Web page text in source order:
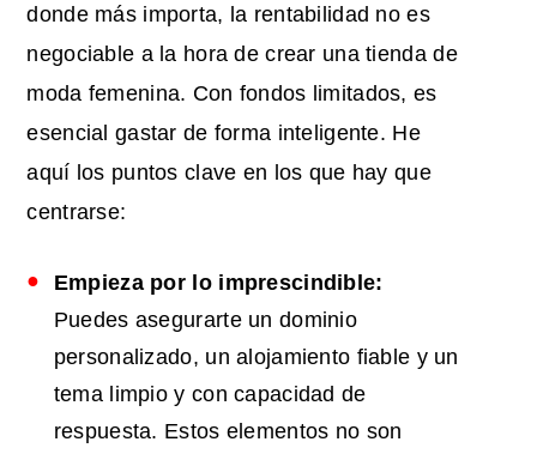
donde más importa, la rentabilidad no es
negociable a la hora de crear una tienda de
moda femenina. Con fondos limitados, es
esencial gastar de forma inteligente. He
aquí los puntos clave en los que hay que
centrarse:
Empieza por lo imprescindible:
Puedes asegurarte un dominio
personalizado, un alojamiento fiable y un
tema limpio y con capacidad de
respuesta. Estos elementos no son